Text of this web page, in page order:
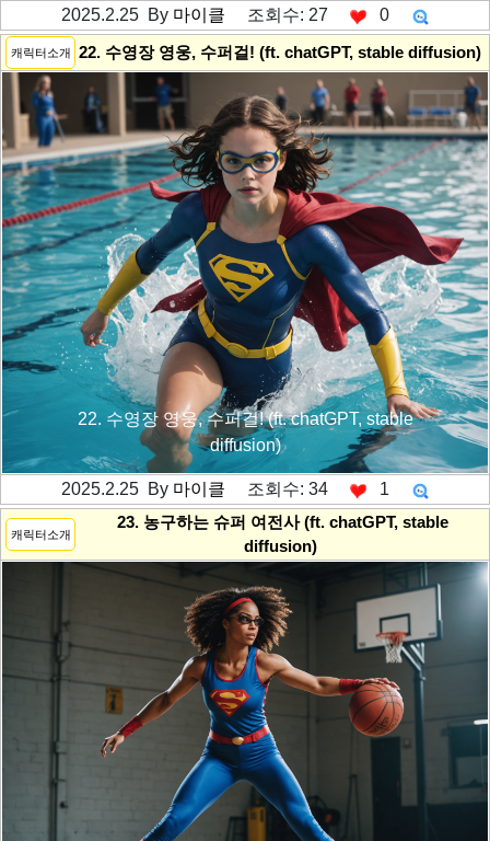
2025.2.25 By 마이클 조회수: 27 0
캐릭터소개 22. 수영장 영웅, 수퍼걸! (ft. chatGPT, stable diffusion)
22. 수영장 영웅, 수퍼걸! (ft. chatGPT, stable
diffusion)
2025.2.25 By 마이클 조회수: 34 1
캐릭터소개
23. 농구하는 슈퍼 여전사 (ft. chatGPT, stable
diffusion)